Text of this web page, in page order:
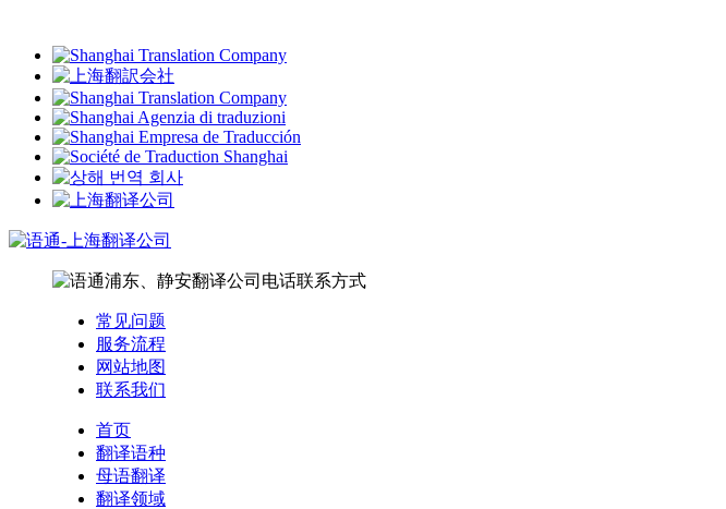
常见问题
服务流程
网站地图
联系我们
首页
翻译语种
母语翻译
翻译领域